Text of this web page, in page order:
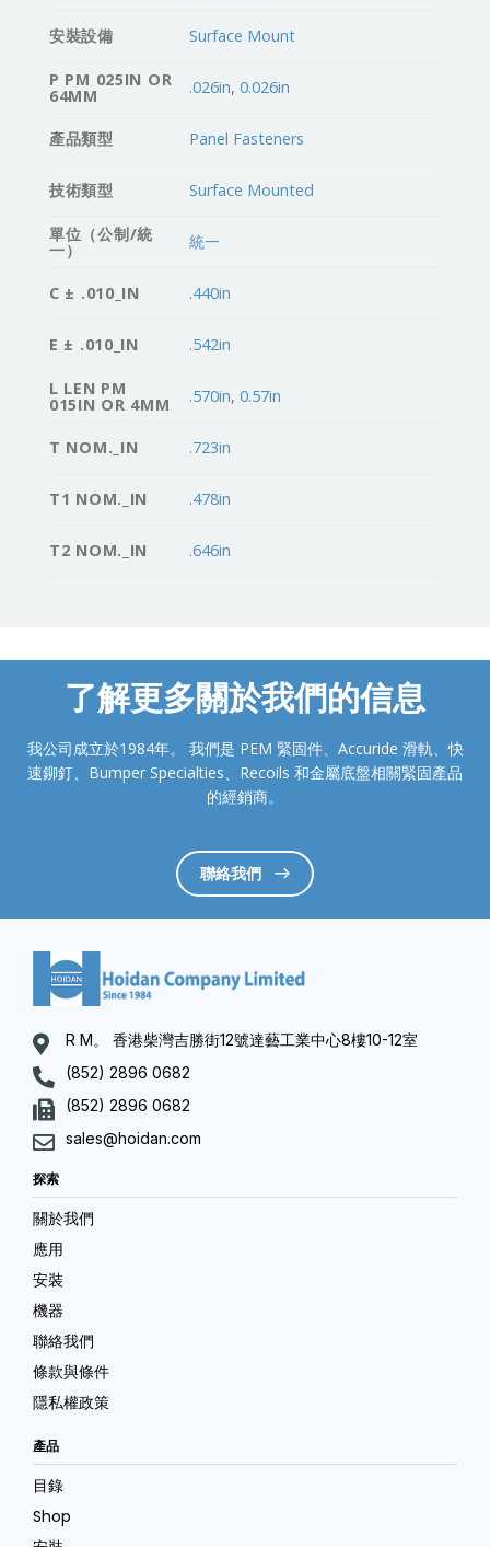
安裝設備 Surface Mount
P PM 025IN OR
64MM .026in,0.026in
產品類型 Panel Fasteners
技術類型 Surface Mounted
單位（公制/統
一） 統一
C ± .010_IN .440in
E ± .010_IN .542in
L LEN PM
015IN OR 4MM .570in,0.57in
T NOM._IN .723in
T1 NOM._IN .478in
T2 NOM._IN .646in
了解更多關於我們的信息
我公司成立於1984年。 我們是 PEM 緊固件、Accuride 滑軌、快
速鉚釘、Bumper Specialties、Recoils 和金屬底盤相關緊固產品
的經銷商。
聯絡我們
R M。 香港柴灣吉勝街12號達藝工業中心8樓10-12室
(852) 2896 0682
(852) 2896 0682
sales@hoidan.com
探索
關於我們
應用
安裝
機器
聯絡我們
條款與條件
隱私權政策
產品
目錄
Shop